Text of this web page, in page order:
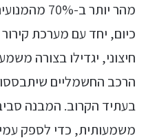
מהר יותר
כיום, יחד עם מערכת
חיצוני, יגדילו בצורה
הרכב החשמליים
בעתיד הקרוב. המבנה
משמעותית, כדי לספק